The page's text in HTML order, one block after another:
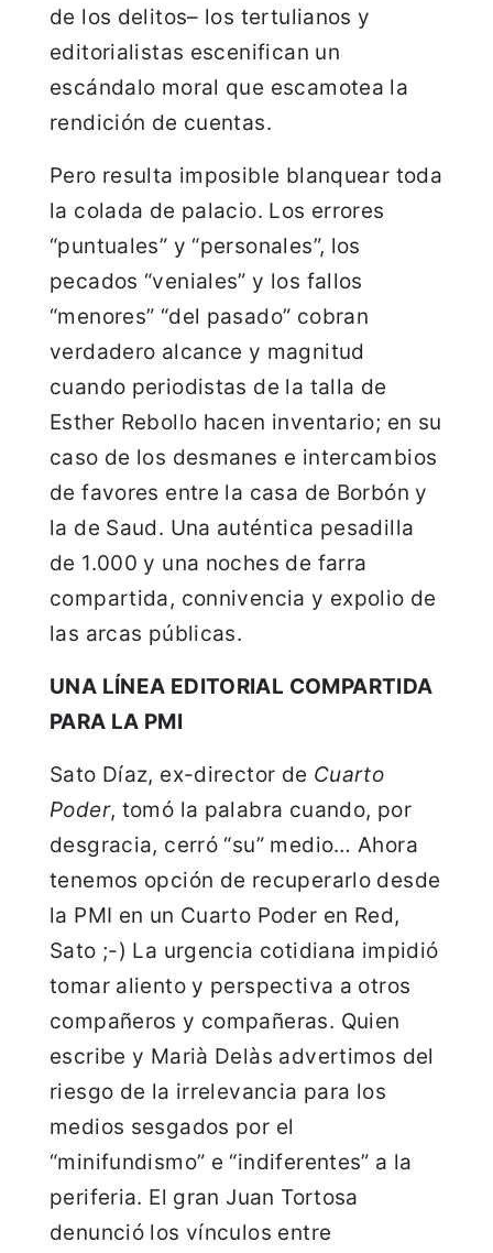
de los delitos– los tertulianos y
editorialistas escenifican un
escándalo moral que escamotea la
rendición de cuentas.
Pero resulta imposible blanquear toda
la colada de palacio. Los errores
“puntuales” y “personales”, los
pecados “veniales” y los fallos
“menores” “del pasado” cobran
verdadero alcance y magnitud
cuando periodistas de la talla de
Esther Rebollo hacen inventario; en su
caso de los desmanes e intercambios
de favores entre la casa de Borbón y
la de Saud. Una auténtica pesadilla
de 1.000 y una noches de farra
compartida, connivencia y expolio de
las arcas públicas.
UNA LÍNEA EDITORIAL COMPARTIDA
PARA LA PMI
Sato Díaz, ex-director de Cuarto
Poder, tomó la palabra cuando, por
desgracia, cerró “su” medio… Ahora
tenemos opción de recuperarlo desde
la PMI en un Cuarto Poder en Red,
Sato ;-) La urgencia cotidiana impidió
tomar aliento y perspectiva a otros
compañeros y compañeras. Quien
escribe y Marià Delàs advertimos del
riesgo de la irrelevancia para los
medios sesgados por el
“minifundismo” e “indiferentes” a la
periferia. El gran Juan Tortosa
denunció los vínculos entre